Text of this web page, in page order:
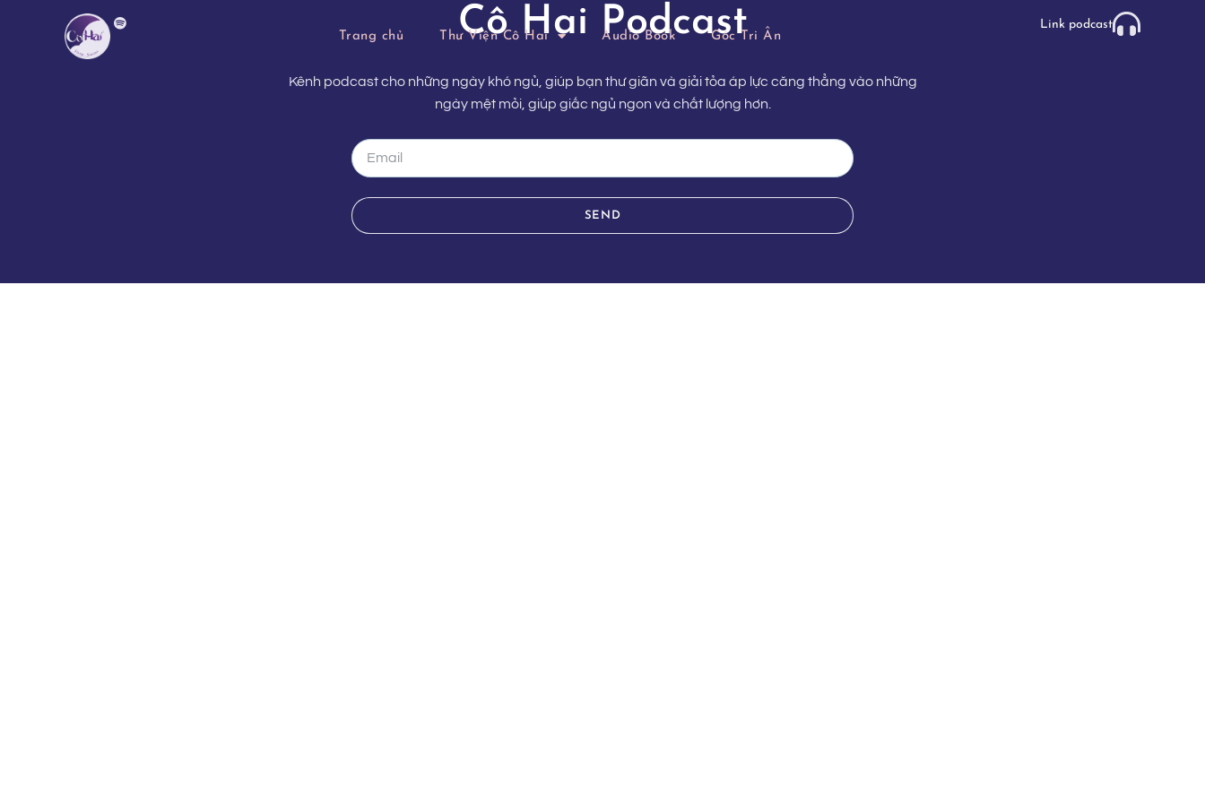
Trang chủ Thư Viện Cô Hai Audio Book Góc Tri Ân
Cô Hai Podcast Link podcast
Kênh podcast cho những ngày khó ngủ, giúp bạn thư giãn và giải tỏa áp lực căng thẳng vào những
ngày mệt mỏi, giúp giấc ngủ ngon và chất lượng hơn.
SEND